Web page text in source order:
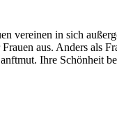
vereinen in sich
aus. Anders als
Ihre Schönheit